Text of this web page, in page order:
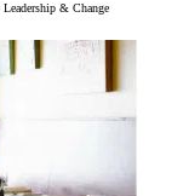
& Change